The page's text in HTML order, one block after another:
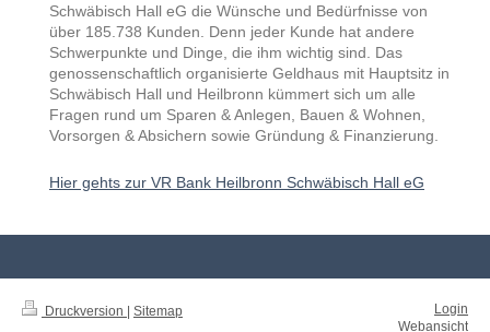
Schwäbisch Hall eG die Wünsche und Bedürfnisse von
über 185.738 Kunden. Denn jeder Kunde hat andere
Schwerpunkte und Dinge, die ihm wichtig sind. Das
genossenschaftlich organisierte Geldhaus mit Hauptsitz in
Schwäbisch Hall und Heilbronn kümmert sich um alle
Fragen rund um Sparen & Anlegen, Bauen & Wohnen,
Vorsorgen & Absichern sowie Gründung & Finanzierung.
Hier gehts zur VR Bank Heilbronn Schwäbisch Hall eG
Druckversion | Sitemap
Login
Webansicht